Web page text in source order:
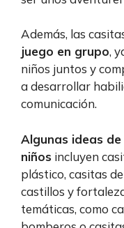
Además, las
juego en grupo,
niños juntos y
a desarrollar
comunicación.
Algunas ideas
niños incluyen
plástico, casitas
castillos y
temáticas, como